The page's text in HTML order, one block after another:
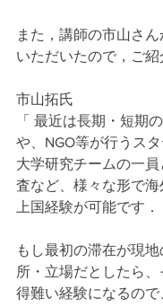
また，講師の市山さ
いただいたので，ご紹
市山拓氏
「 最近は長期・短期
や、NGO等が行うスタ
大学研究チームの一
査など、様々な形で
上国経験が可能です．
もし最初の滞在が現
所・立場だとしたら
得難い経験になるの